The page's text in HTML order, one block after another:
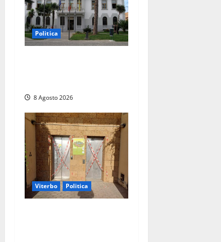
Politica
8 Agosto 2026
Viterbo Politica